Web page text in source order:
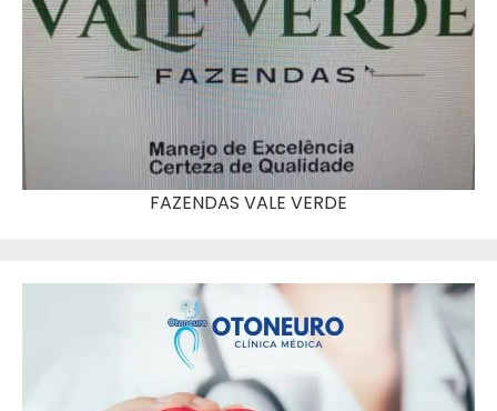
FAZENDAS VALE VERDE